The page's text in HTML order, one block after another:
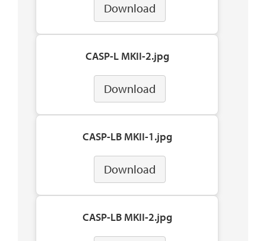
Download
CASP-L MKII-2.jpg
Download
CASP-LB MKII-1.jpg
Download
CASP-LB MKII-2.jpg